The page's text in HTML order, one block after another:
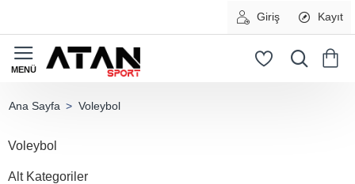
Giriş Kayıt
Voleybol
Voleybol
Alt Kategoriler